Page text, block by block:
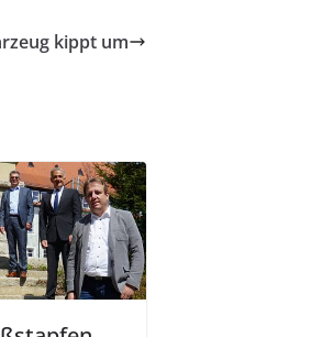
kippt um